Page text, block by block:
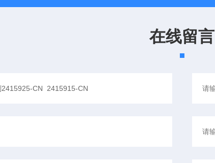
在线留言